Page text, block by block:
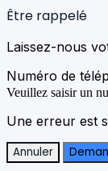
Être rappelé
Laissez-nous
Numéro de
Veuillez saisir un
Une erreur est
Annuler